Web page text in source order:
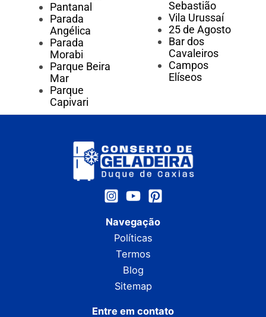
Pantanal
Parada
Angélica
Parada
Morabi
Parque Beira
Mar
Parque
Capivari
Sebastião
Vila Urussaí
25 de Agosto
Bar dos
Cavaleiros
Campos
Elíseos
Navegação
Políticas
Termos
Blog
Sitemap
Entre em contato